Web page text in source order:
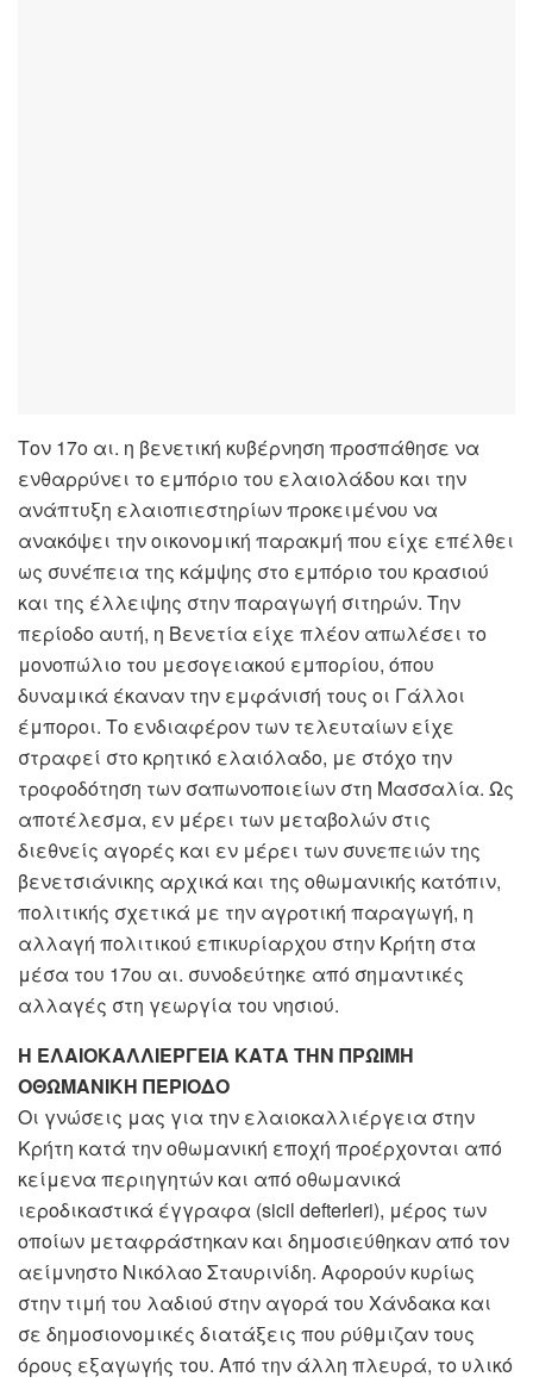
Τον 17ο αι. η βενετική κυβέρνηση προσπάθησε να
ενθαρρύνει το εμπόριο του ελαιολάδου και την
ανάπτυξη ελαιοπιεστηρίων προκειμένου να
ανακόψει την οικονομική παρακμή που είχε επέλθει
ως συνέπεια της κάμψης στο εμπόριο του κρασιού
και της έλλειψης στην παραγωγή σιτηρών. Την
περίοδο αυτή, η Βενετία είχε πλέον απωλέσει το
μονοπώλιο του μεσογειακού εμπορίου, όπου
δυναμικά έκαναν την εμφάνισή τους οι Γάλλoι
έμποροι. Το ενδιαφέρον των τελευταίων είχε
στραφεί στο κρητικό ελαιόλαδο, με στόχο την
τροφοδότηση των σαπωνοποιείων στη Μασσαλία. Ως
αποτέλεσμα, εν μέρει των μεταβολών στις
διεθνείς αγορές και εν μέρει των συνεπειών της
βενετσιάνικης αρχικά και της οθωμανικής κατόπιν,
πολιτικής σχετικά με την αγροτική παραγωγή, η
αλλαγή πολιτικού επικυρίαρχου στην Κρήτη στα
μέσα του 17ου αι. συνοδεύτηκε από σημαντικές
αλλαγές στη γεωργία του νησιού.
Η ΕΛΑΙΟΚΑΛΛΙΕΡΓΕΙΑ ΚΑΤΑ ΤΗΝ ΠΡΩΙΜΗ
ΟΘΩΜΑΝΙΚΗ ΠΕΡΙΟΔΟ
Οι γνώσεις μας για την ελαιοκαλλιέργεια στην
Κρήτη κατά την οθωμανική εποχή προέρχονται από
κείμενα περιηγητών και από οθωμανικά
ιεροδικαστικά έγγραφα (sicil defterleri), μέρος των
οποίων μεταφράστηκαν και δημοσιεύθηκαν από τον
αείμνηστο Νικόλαο Σταυρινίδη. Αφορούν κυρίως
στην τιμή του λαδιού στην αγορά του Χάνδακα και
σε δημοσιονομικές διατάξεις που ρύθμιζαν τους
όρους εξαγωγής του. Από την άλλη πλευρά, το υλικό